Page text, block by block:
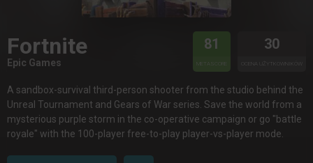
Fortnite
Epic Games
81
METASCORE
30
OCENA UŻYTKOWNIKÓW
A sandbox-survival third-person shooter from the studio behind the
Unreal Tournament and Gears of War series. Save the world from a
mysterious purple storm in the co-operative campaign or go "battle
royale" with the 100-player free-to-play player-vs-player mode.